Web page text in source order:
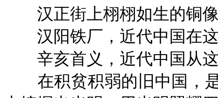
汉正街上栩栩如生的铜像
汉阳铁厂，近代中国在这
辛亥首义，近代中国从这
在积贫积弱的旧中国，是